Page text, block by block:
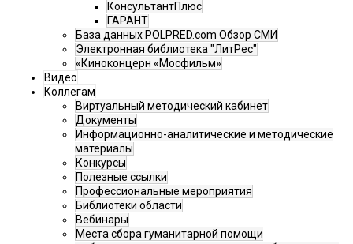
КонсультантПлюс
ГАРАНТ
База данных POLPRED.com Обзор СМИ
Электронная библиотека "ЛитРес"
«Киноконцерн «Мосфильм»
Видео
Коллегам
Виртуальный методический кабинет
Документы
Информационно-аналитические и методические
материалы
Конкурсы
Полезные ссылки
Профессиональные мероприятия
Библиотеки области
Вебинары
Места сбора гуманитарной помощи